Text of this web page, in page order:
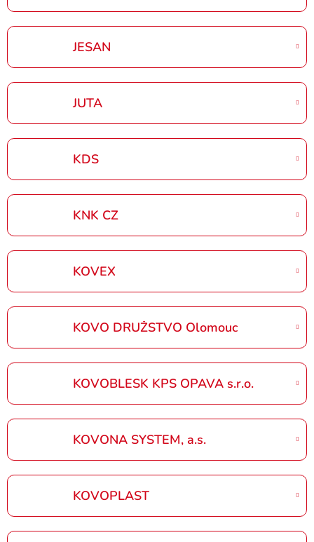
JESAN
JUTA
KDS
KNK CZ
KOVEX
KOVO DRUŽSTVO Olomouc
KOVOBLESK KPS OPAVA s.r.o.
KOVONA SYSTEM, a.s.
KOVOPLAST